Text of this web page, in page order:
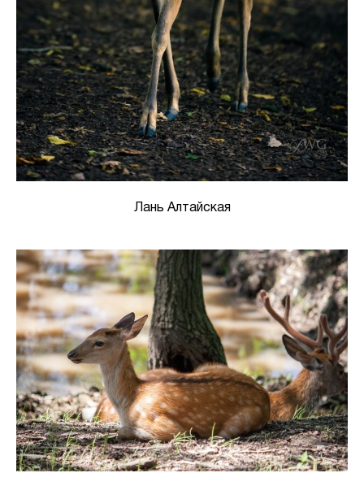
Лань Алтайская